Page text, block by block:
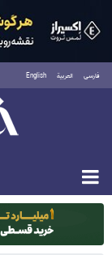
فارسی العربية English